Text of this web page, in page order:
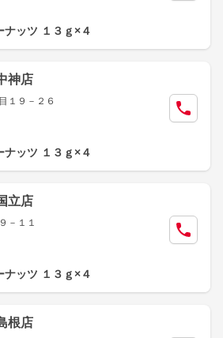
ナッツ １３ｇ×４
神店
１９－２６
ナッツ １３ｇ×４
立店
－１１
ナッツ １３ｇ×４
根店